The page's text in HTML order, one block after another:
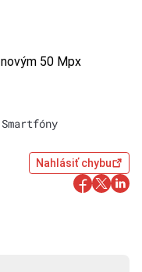
50 Mpx
Smartfóny
Nahlásiť chybu